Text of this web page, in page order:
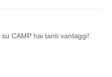
su CAMP hai tanti vantaggi!